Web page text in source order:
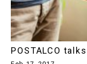
POSTALCO